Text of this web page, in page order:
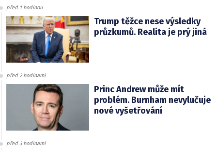
před 1 hodinou
Trump těžce nese výsledky
průzkumů. Realita je prý jiná
před 2 hodinami
Princ Andrew může mít
problém. Burnham nevylučuje
nové vyšetřování
před 3 hodinami